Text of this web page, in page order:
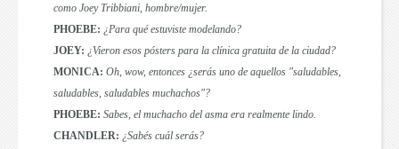
como Joey Tribbiani, hombre/mujer.
PHOEBE: ¿Para qué estuviste modelando?
JOEY: ¿Vieron esos pósters para la clínica gratuita de la ciudad?
MONICA: Oh, wow, entonces ¿serás uno de aquellos "saludables,
saludables, saludables muchachos"?
PHOEBE: Sabes, el muchacho del asma era realmente lindo.
CHANDLER: ¿Sabés cuál serás?